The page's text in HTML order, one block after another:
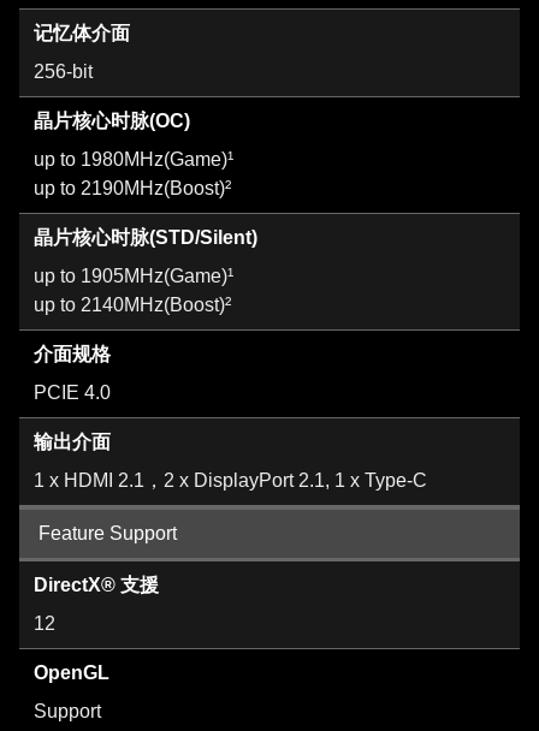
记忆体介面
256-bit
晶片核心时脉(OC)
up to 1980MHz(Game)¹
up to 2190MHz(Boost)²
晶片核心时脉(STD/Silent)
up to 1905MHz(Game)¹
up to 2140MHz(Boost)²
介面规格
PCIE 4.0
输出介面
1 x HDMI 2.1，2 x DisplayPort 2.1, 1 x Type-C
Feature Support
DirectX® 支援
12
OpenGL
Support